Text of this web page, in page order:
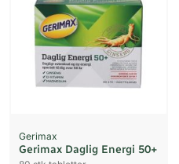
Gerimax
Gerimax Daglig Energi 50+